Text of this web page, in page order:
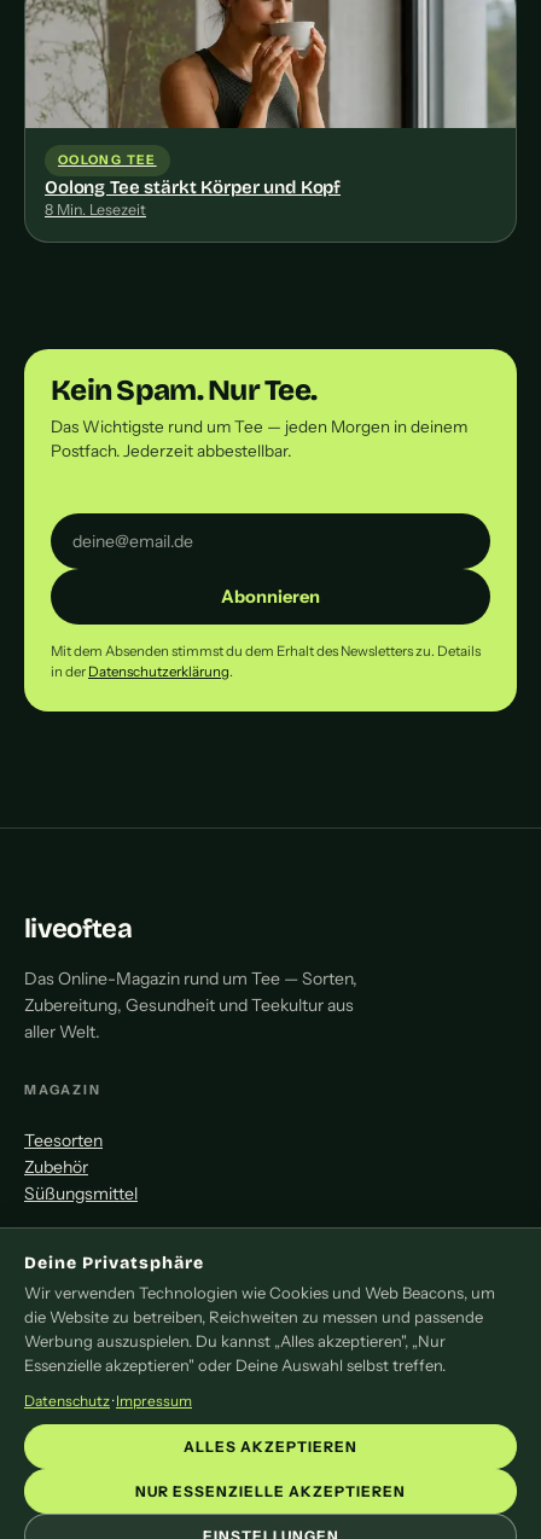
OOLONG TEE
Oolong Tee stärkt Körper und Kopf
8 Min. Lesezeit
Kein Spam. Nur Tee.
Das Wichtigste rund um Tee — jeden Morgen in deinem
Postfach. Jederzeit abbestellbar.
Abonnieren
Mit dem Absenden stimmst du dem Erhalt des Newsletters zu. Details
in der Datenschutzerklärung.
liveoftea
Das Online-Magazin rund um Tee — Sorten,
Zubereitung, Gesundheit und Teekultur aus
aller Welt.
MAGAZIN
Teesorten
Zubehör
Süßungsmittel
MITMACHEN
Redaktion
Pressemitteilung
Newsletter
LEGAL
Impressum
Datenschutz
Deine Privatsphäre
Wir verwenden Technologien wie Cookies und Web Beacons, um
die Website zu betreiben, Reichweiten zu messen und passende
Werbung auszuspielen. Du kannst „Alles akzeptieren", „Nur
Essenzielle akzeptieren" oder Deine Auswahl selbst treffen.
Datenschutz·Impressum
NUR ESSENZIELLE AKZEPTIEREN
ALLES AKZEPTIEREN